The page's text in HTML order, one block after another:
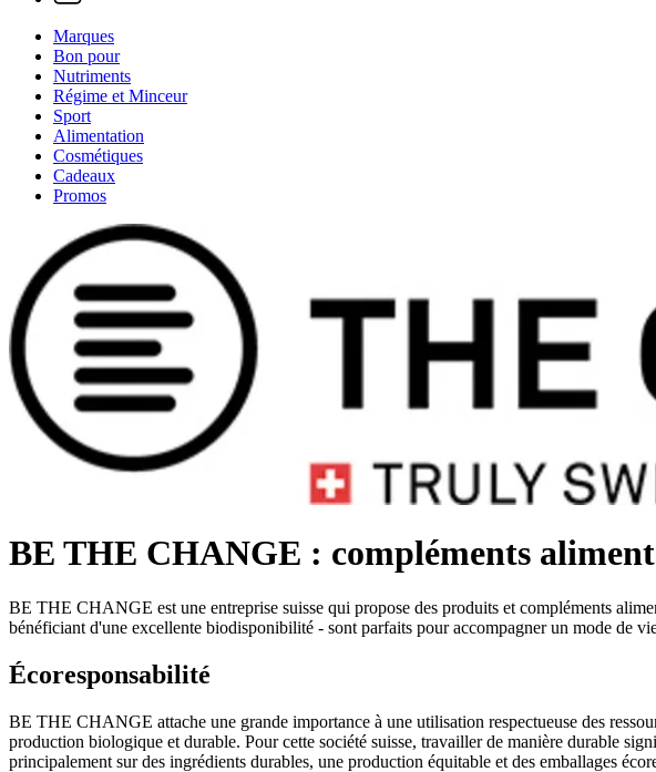
Marques
Bon pour
Nutriments
Régime et Minceur
Sport
Alimentation
Cosmétiques
Cadeaux
Promos
BE THE CHANGE : compléments
BE THE CHANGE est une entreprise suisse qui propose des produits et compléments
bénéficiant d'une excellente biodisponibilité - sont parfaits pour accompagner un mode de
Écoresponsabilité
BE THE CHANGE attache une grande importance à une utilisation respectueuse des
production biologique et durable. Pour cette société suisse, travailler de manière durable
principalement sur des ingrédients durables, une production équitable et des emballages